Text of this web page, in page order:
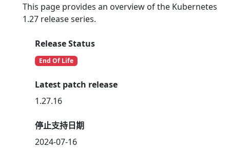
This page provides an overview of the Kubernetes
1.27 release series.
Release Status
End Of Life
Latest patch release
1.27.16
停止支持日期
2024-07-16